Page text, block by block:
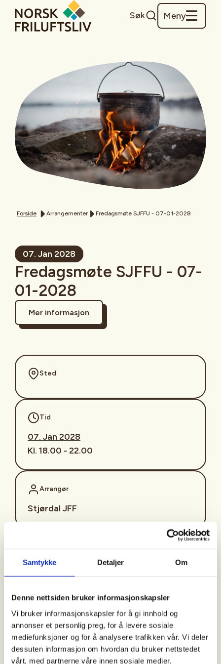
Samtykke Detaljer Om
Denne nettsiden bruker informasjonskapsler
Vi bruker informasjonskapsler for å gi innhold og
annonser et personlig preg, for å levere sosiale
mediefunksjoner og for å analysere trafikken vår. Vi deler
dessuten informasjon om hvordan du bruker nettstedet
vårt, med partnerne våre innen sosiale medier,
Søk Meny
Forside Arrangementer Fredagsmøte SJFFU - 07-01-2028
07. Jan 2028
Fredagsmøte SJFFU - 07-
01-2028
Mer informasjon
Sted
Tid
07. Jan 2028
Kl. 18.00 - 22.00
Arrangør
Stjørdal JFF
sjffung@outlook.com
Fast fredagsmøte i
Ungdomsutvalget SJFF
(SJFFU)